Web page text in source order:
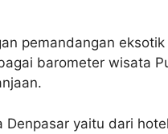
pemandangan eksotik
barometer wisata
yaitu dari